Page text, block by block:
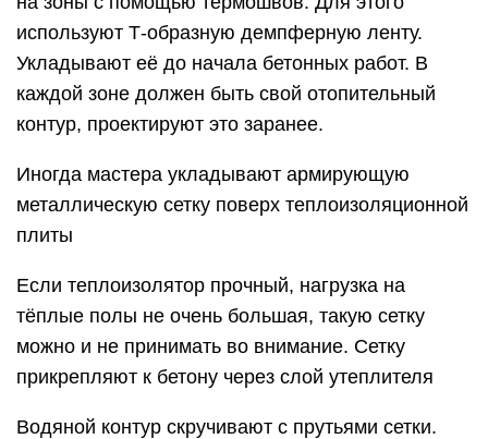
используют Т-образную демпферную ленту.
Укладывают её до начала бетонных работ. В
каждой зоне должен быть свой отопительный
контур, проектируют это заранее.
Иногда мастера укладывают армирующую
металлическую сетку поверх теплоизоляционной
плиты
Если теплоизолятор прочный, нагрузка на
тёплые полы не очень большая, такую сетку
можно и не принимать во внимание. Сетку
прикрепляют к бетону через слой утеплителя
Водяной контур скручивают с прутьями сетки.